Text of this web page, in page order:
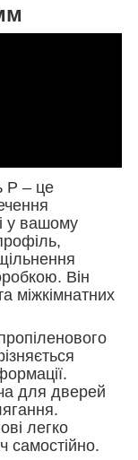
P – це
у вашому
Він
міжкімнатних
для дверей
легко
самостійно.